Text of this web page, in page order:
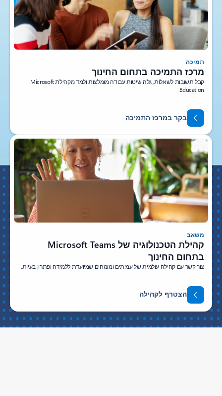
תמיכה
מרכז התמיכה בתחום החינוך
קבל תשובות לשאלות, גלה שיטות עבודה מומלצות ולמד מקהילת Microsoft
Education.
בקר במרכז התמיכה
משאב
קהילת הטכנולוגיה של Microsoft Teams
בתחום החינוך
צור קשר עם קהילה עולמית של עמיתים ומומחים שמיועדת ללמידה ופתרון בעיות.
הצטרף לקהילה